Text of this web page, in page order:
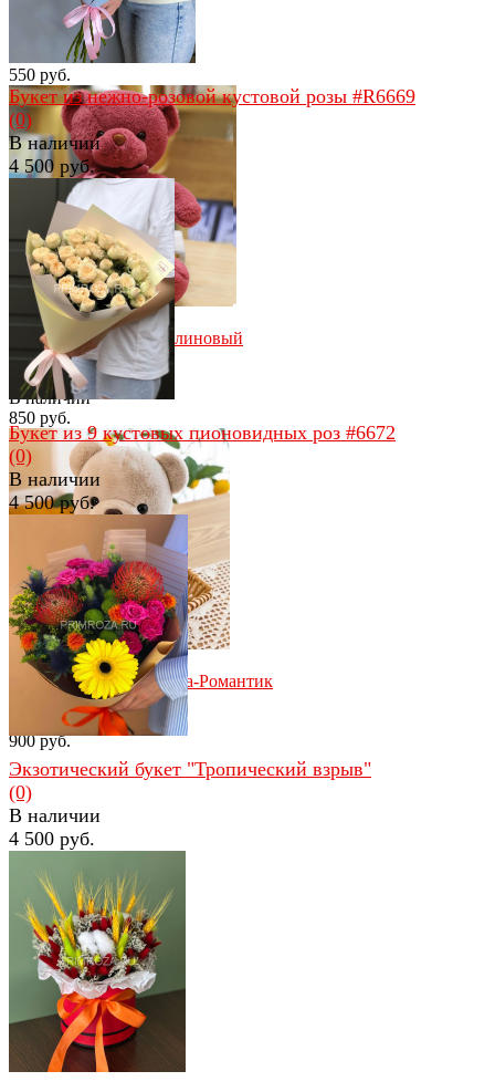
избранное сравнить
Пушистый мини-мишка
В наличии
550 руб.
избранное сравнить
Мишутка с бантом малиновый
(35см)
(0)
В наличии
850 руб.
избранное сравнить
Мягкая игрушка Мишка-Романтик
В наличии
900 руб.
избранное сравнить
Букет из нежно-розовой кустовой розы #R6669
(0)
В наличии
4 500 руб.
избранное сравнить
Букет из 9 кустовых пионовидных роз #6672
(0)
В наличии
4 500 руб.
избранное сравнить
Экзотический букет "Тропический взрыв"
(0)
В наличии
4 500 руб.